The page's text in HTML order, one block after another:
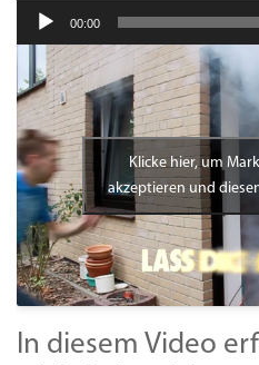
Audio-
Player
00:00
Klicke hier, um
akzeptieren und
In diesem Video